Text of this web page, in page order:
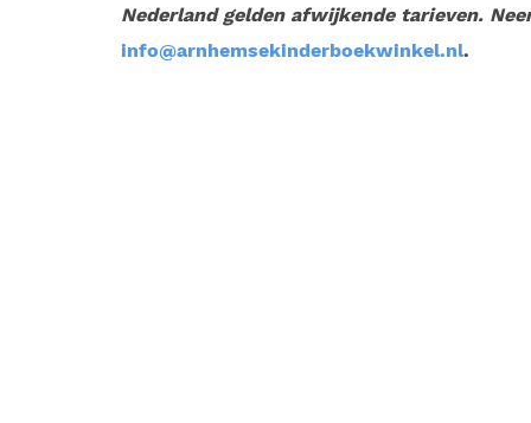
Nederland gelden afwijkende tarieven.
info@arnhemsekinderboekwinkel.nl.